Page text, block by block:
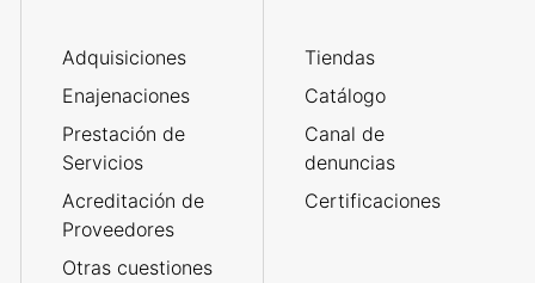
Adquisiciones
Enajenaciones
Prestación de
Servicios
Acreditación de
Proveedores
Otras cuestiones
Tiendas
Catálogo
Canal de
denuncias
Certificaciones